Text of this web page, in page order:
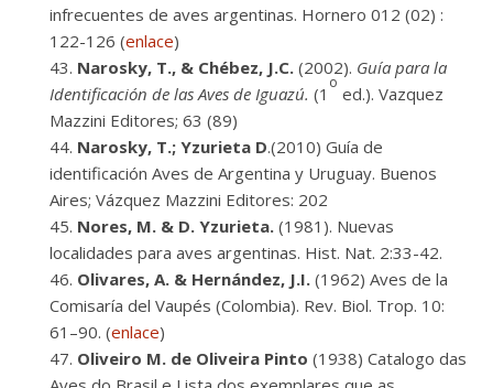
infrecuentes de aves argentinas. Hornero 012 (02) :
122-126 (enlace)
Narosky, T., & Chébez, J.C. (2002). Guía para la
Identificación de las Aves de Iguazú. (1
o
ed.). Vazquez
Mazzini Editores; 63 (89)
Narosky, T.; Yzurieta D.(2010) Guía de
identificación Aves de Argentina y Uruguay. Buenos
Aires; Vázquez Mazzini Editores: 202
Nores, M. & D. Yzurieta. (1981). Nuevas
localidades para aves argentinas. Hist. Nat. 2:33-42.
Olivares, A. & Hernández, J.I. (1962) Aves de la
Comisaría del Vaupés (Colombia). Rev. Biol. Trop. 10:
61–90. (enlace)
Oliveiro M. de Oliveira Pinto (1938) Catalogo das